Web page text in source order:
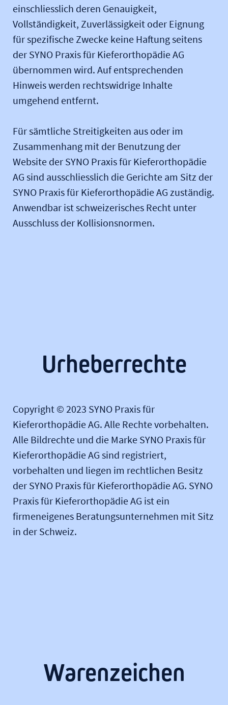
einschliesslich deren Genauigkeit,
Vollständigkeit, Zuverlässigkeit oder Eignung
für spezifische Zwecke keine Haftung seitens
der SYNO Praxis für Kieferorthopädie AG
übernommen wird. Auf entsprechenden
Hinweis werden rechtswidrige Inhalte
umgehend entfernt.
Für sämtliche Streitigkeiten aus oder im
Zusammenhang mit der Benutzung der
Website der SYNO Praxis für Kieferorthopädie
AG sind ausschliesslich die Gerichte am Sitz der
SYNO Praxis für Kieferorthopädie AG zuständig.
Anwendbar ist schweizerisches Recht unter
Ausschluss der Kollisionsnormen.
Urheberrechte
Copyright © 2023 SYNO Praxis für
Kieferorthopädie AG. Alle Rechte vorbehalten.
Alle Bildrechte und die Marke SYNO Praxis für
Kieferorthopädie AG sind registriert,
vorbehalten und liegen im rechtlichen Besitz
der SYNO Praxis für Kieferorthopädie AG. SYNO
Praxis für Kieferorthopädie AG ist ein
firmeneigenes Beratungsunternehmen mit Sitz
in der Schweiz.
Warenzeichen